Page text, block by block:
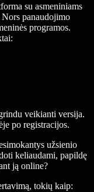
su asmeniniams
panaudojimo
programos.
veikianti versija.
po registracijos.
užsienio
keliaudami, papildę
ją online?
tokių kaip: